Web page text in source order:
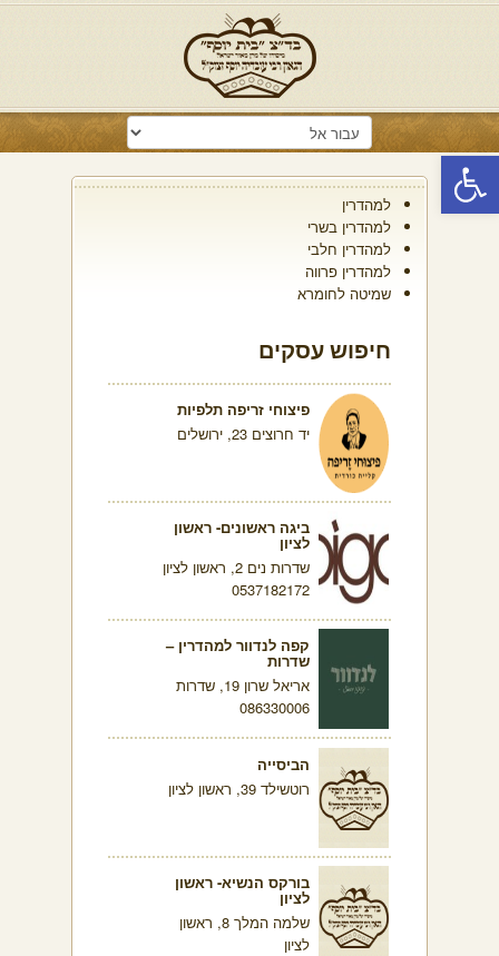
פתח סרגל נגישות
למהדרין
למהדרין בשרי
למהדרין חלבי
למהדרין פרווה
שמיטה לחומרא
חיפוש עסקים
פיצוחי זריפה תלפיות
יד חרוצים 23, ירושלים
ביגה ראשונים- ראשון
לציון
שדרות נים 2, ראשון לציון
0537182172
קפה לנדוור למהדרין –
שדרות
אריאל שרון 19, שדרות
086330006
הביסייה
רוטשילד 39, ראשון לציון
בורקס הנשיא- ראשון
לציון
שלמה המלך 8, ראשון
לציון